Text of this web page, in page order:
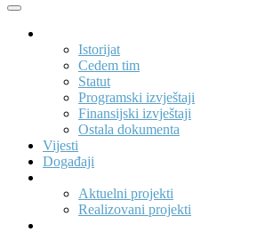
Istorijat
Cedem tim
Statut
Programski izvještaji
Finansijski izvještaji
Ostala dokumenta
Vijesti
Događaji
Aktuelni projekti
Realizovani projekti